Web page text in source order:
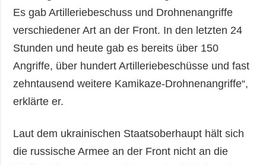
Es gab Artilleriebeschuss und Drohnenangriffe
verschiedener Art an der Front. In den letzten 24
Stunden und heute gab es bereits über 150
Angriffe, über hundert Artilleriebeschüsse und fast
zehntausend weitere Kamikaze-Drohnenangriffe“,
erklärte er.
Laut dem ukrainischen Staatsoberhaupt hält sich
die russische Armee an der Front nicht an die